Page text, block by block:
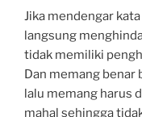
Jika mendengar
langsung
tidak memiliki
Dan memang benar
lalu memang harus
mahal sehingga